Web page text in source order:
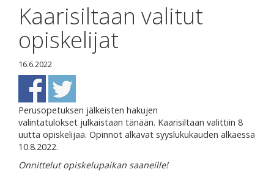
Kaarisiltaan valitut
opiskelijat
16.6.2022
Perusopetuksen jälkeisten hakujen
valintatulokset julkaistaan tänään. Kaarisiltaan valittiin 8
uutta opiskelijaa. Opinnot alkavat syyslukukauden alkaessa
10.8.2022.
Onnittelut opiskelupaikan saaneille!